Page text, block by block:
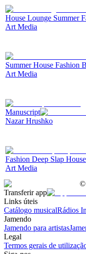
House Lounge Summer
Art Media
Summer House Fashion
Art Media
Manuscript
Nazar Hrushko
Fashion Deep Slap House
Art Media
©
Transferir app
Links úteis
Catálogo musicalRádios
Jamendo
Jamendo para artistas
Legal
Termos gerais de